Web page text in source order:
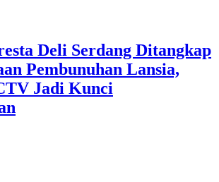
Deli Serdang Ditangkap
Pembunuhan Lansia,
Jadi Kunci